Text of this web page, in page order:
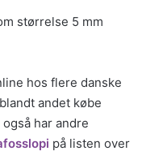
størrelse 5 mm
hos flere danske
andet købe
også har andre
på listen over